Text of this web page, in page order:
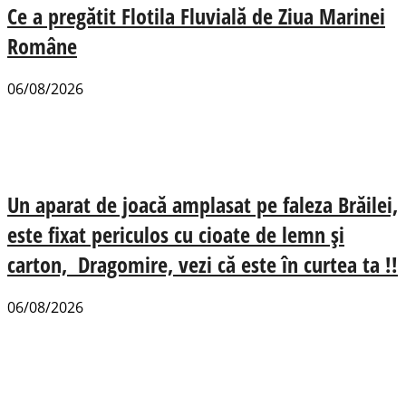
Ce a pregătit Flotila Fluvială de Ziua Marinei
Române
06/08/2026
Un aparat de joacă amplasat pe faleza Brăilei,
este fixat periculos cu cioate de lemn și
carton, Dragomire, vezi că este în curtea ta !!
06/08/2026